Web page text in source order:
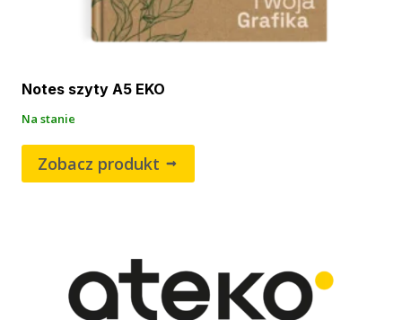
Notes szyty A5 EKO
Na stanie
Zobacz produkt